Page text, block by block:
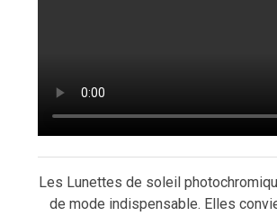
Les Lunettes de soleil
de mode indispensable. Elles